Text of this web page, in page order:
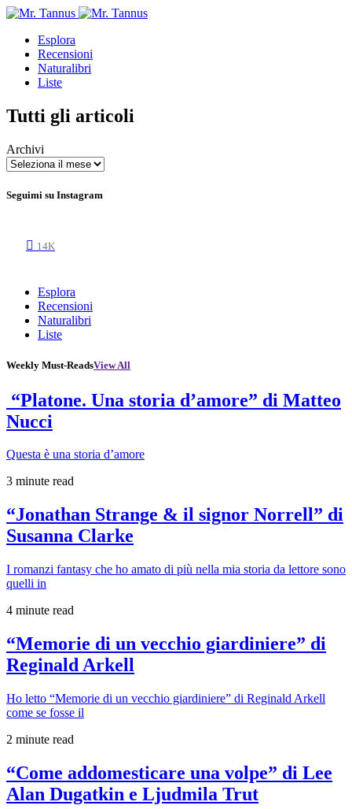
Esplora
Recensioni
Naturalibri
Liste
Tutti gli articoli
Archivi
Seguimi su Instagram
14K
Esplora
Recensioni
Naturalibri
Liste
Weekly Must-ReadsView All
“Platone. Una storia d’amore” di Matteo
Nucci
Questa è una storia d’amore
3 minute read
“Jonathan Strange & il signor Norrell” di
Susanna Clarke
I romanzi fantasy che ho amato di più nella mia storia da lettore sono
quelli in
4 minute read
“Memorie di un vecchio giardiniere” di
Reginald Arkell
Ho letto “Memorie di un vecchio giardiniere” di Reginald Arkell
come se fosse il
2 minute read
“Come addomesticare una volpe” di Lee
Alan Dugatkin e Ljudmila Trut